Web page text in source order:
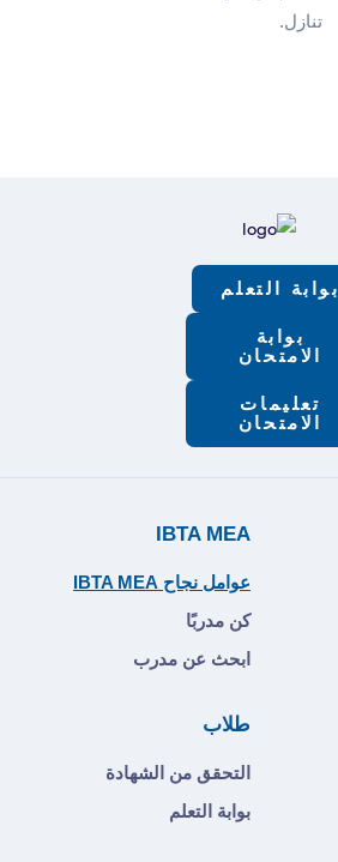
تنازل.
بوابة التعلم
بوابة
الامتحان
تعليمات
الامتحان
IBTA MEA
عوامل نجاح IBTA MEA
كن مدربًا
ابحث عن مدرب
طلاب
التحقق من الشهادة
بوابة التعلم